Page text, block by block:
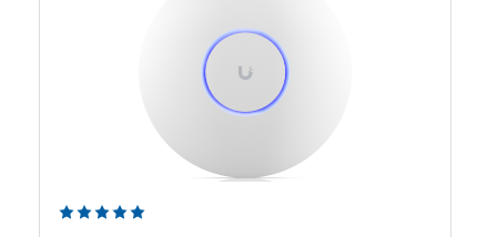
Durchschnittliche Bewertung von 5 von 5 Sternen